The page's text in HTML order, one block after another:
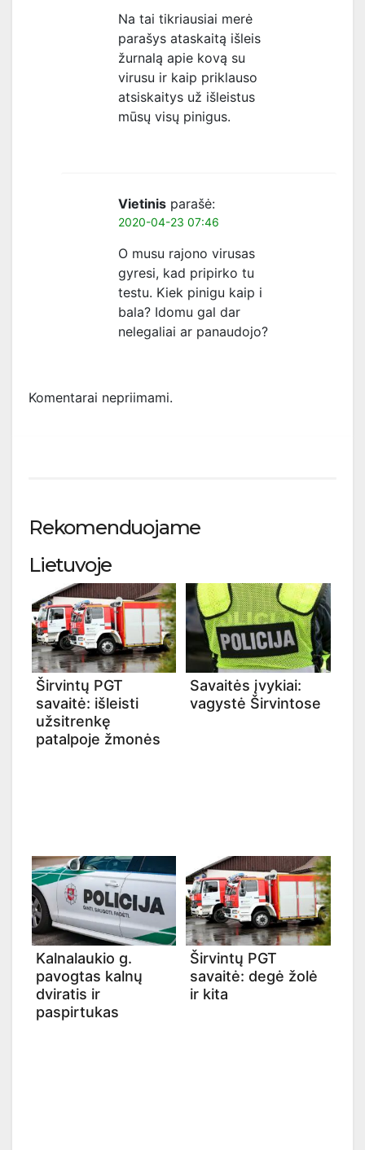
Na tai tikriausiai merė
parašys ataskaitą išleis
žurnalą apie kovą su
virusu ir kaip priklauso
atsiskaitys už išleistus
mūsų visų pinigus.
Vietinis parašė:
2020-04-23 07:46
O musu rajono virusas
gyresi, kad pripirko tu
testu. Kiek pinigu kaip i
bala? Idomu gal dar
nelegaliai ar panaudojo?
Komentarai nepriimami.
Rekomenduojame
Lietuvoje
Širvintų PGT
savaitė: išleisti
užsitrenkę
patalpoje žmonės
Savaitės įvykiai:
vagystė Širvintose
Kalnalaukio g.
pavogtas kalnų
dviratis ir
paspirtukas
Širvintų PGT
savaitė: degė žolė
ir kita